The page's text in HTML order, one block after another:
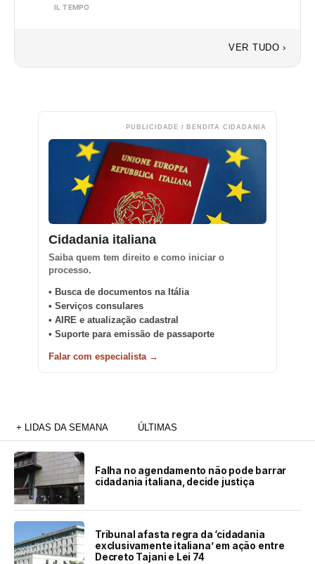
IL TEMPO
VER TUDO ›
PUBLICIDADE / BENDITA CIDADANIA
Cidadania italiana
Saiba quem tem direito e como iniciar o
processo.
• Busca de documentos na Itália
• Serviços consulares
• AIRE e atualização cadastral
• Suporte para emissão de passaporte
Falar com especialista →
+ LIDAS DA SEMANA ÚLTIMAS
Falha no agendamento não pode barrar
cidadania italiana, decide justiça
Tribunal afasta regra da ‘cidadania
exclusivamente italiana’ em ação entre
Decreto Tajani e Lei 74